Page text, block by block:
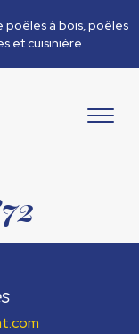
poêles à bois, poêles
et cuisinière